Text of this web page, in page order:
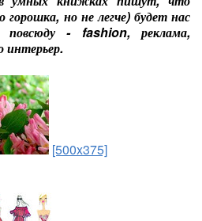
но не легче) будет нас
повсюду - fashion, реклама,
интерьер.
[500x375]